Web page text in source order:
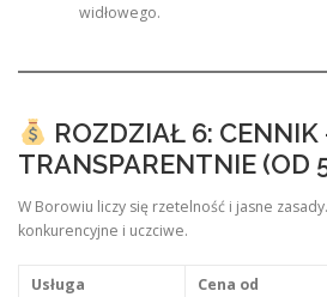
widłowego.
ROZDZIAŁ 6: CENNIK
TRANSPARENTNIE (OD
W Borowiu liczy się rzetelność i jasne
konkurencyjne i uczciwe.
Usługa Cena od